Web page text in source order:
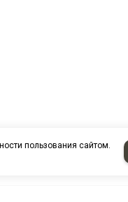
пользования сайтом.